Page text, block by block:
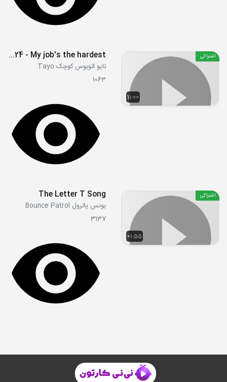
11:00
اشتراکی S01E24 - My job's the hardest
تایو اتوبوس کوچک Tayo
1063
01:55
اشتراکی The Letter T Song
بونس پاترول Bounce Patrol
3137